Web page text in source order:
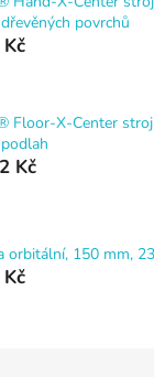
povrchů
Floor-X-Center
Kč
orbitální, 150 mm,